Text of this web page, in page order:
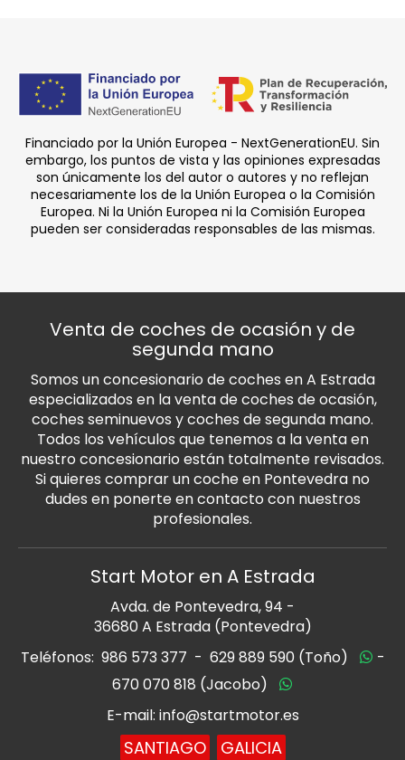
Financiado por la Unión Europea - NextGenerationEU. Sin
embargo, los puntos de vista y las opiniones expresadas
son únicamente los del autor o autores y no reflejan
necesariamente los de la Unión Europea o la Comisión
Europea. Ni la Unión Europea ni la Comisión Europea
pueden ser consideradas responsables de las mismas.
Venta de coches de ocasión y de
segunda mano
Somos un concesionario de coches en A Estrada
especializados en la venta de coches de ocasión,
coches seminuevos y coches de segunda mano.
Todos los vehículos que tenemos a la venta en
nuestro concesionario están totalmente revisados.
Si quieres comprar un coche en Pontevedra no
dudes en ponerte en contacto con nuestros
profesionales.
Start Motor en A Estrada
Avda. de Pontevedra, 94 -
36680 A Estrada (Pontevedra)
Teléfonos: 986 573 377 - 629 889 590 (Toño)
-
670 070 818 (Jacobo)
E-mail: info@startmotor.es
SANTIAGO GALICIA